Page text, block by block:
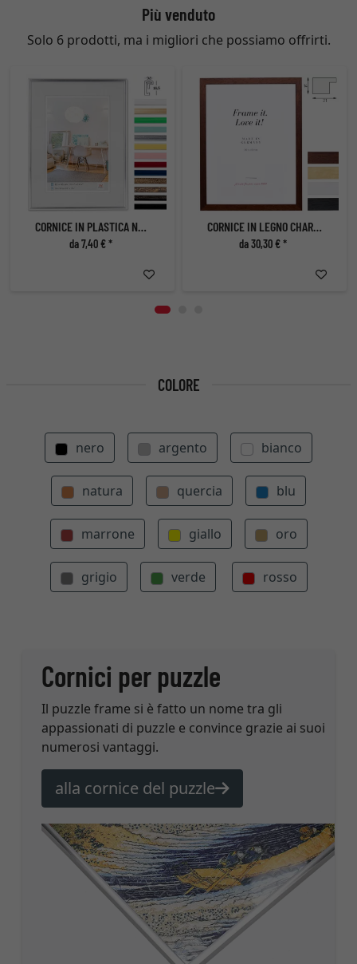
Più venduto
Solo 6 prodotti, ma i migliori che possiamo offrirti.
CORNICE IN PLASTICA NEW LIFESTYLE
da 7,40 € *
CORNICE IN LEGNO CHARTRES
da 30,30 € *
COLORE
nero argento bianco
natura quercia blu
marrone giallo oro
grigio verde rosso
Cornici per puzzle
Il puzzle frame si è fatto un nome tra gli
appassionati di puzzle e convince grazie ai suoi
numerosi vantaggi.
alla cornice del puzzle